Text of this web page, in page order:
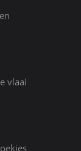
vlaai